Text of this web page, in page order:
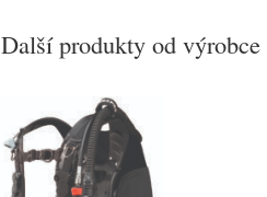
Další produkty od výrobce